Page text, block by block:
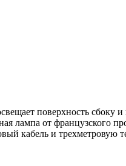
поверхность сбоку
лампа от французского
кабель и трехметровую